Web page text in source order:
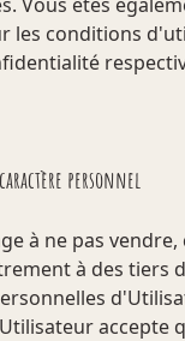
les conditions
personnel
à ne pas
à des tiers
accepte